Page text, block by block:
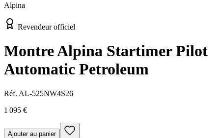
Alpina
Revendeur officiel
Montre Alpina Startimer Pilot
Automatic Petroleum
Réf. AL-525NW4S26
1 095 €
Ajouter au panier